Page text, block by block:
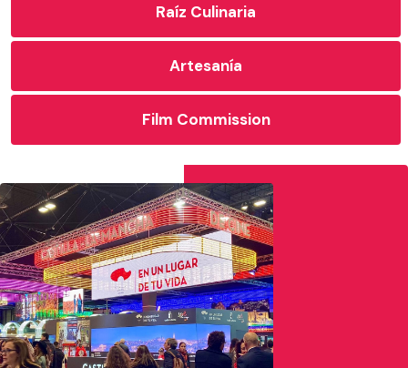
Raíz Culinaria
Artesanía
Film Commission